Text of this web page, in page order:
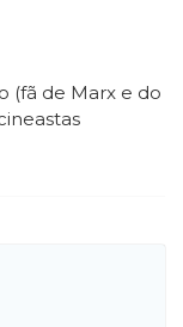
(fã de Marx e do